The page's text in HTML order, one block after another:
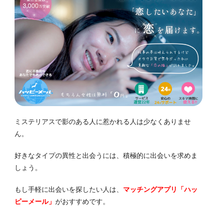
ミステリアスで影のある人に惹かれる人は少なくありませ
ん。
好きなタイプの異性と出会うには、積極的に出会いを求めま
しょう。
もし手軽に出会いを探したい人は、 マッチングアプリ「ハッ
ピーメール」 がおすすめです。